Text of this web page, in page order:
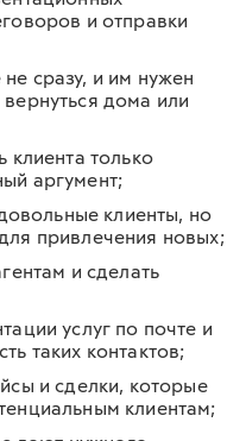
и отправки
сразу, и им нужен
дома или
клиента только
аргумент;
клиенты, но
привлечения новых;
и сделать
услуг по почте и
таких контактов;
и сделки, которые
клиентам;